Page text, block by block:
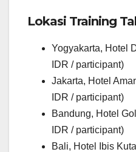
Lokasi Training
Yogyakarta, Hotel
IDR / participant)
Jakarta, Hotel
IDR / participant)
Bandung, Hotel
IDR / participant)
Bali, Hotel Ibis